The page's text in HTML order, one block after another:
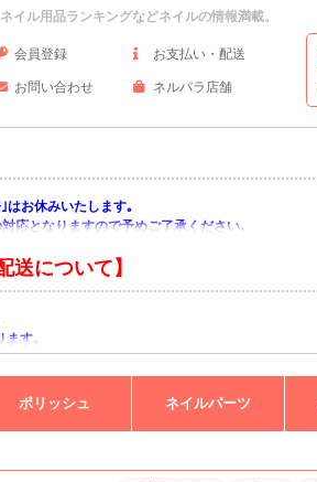
イル用品ランキングなどネイルの情報満載。
会員登録 お支払い・配送
お問い合わせ ネルパラ店舗
はお休みいたします｡
応となりますので予めご了承ください｡
送について】
ます｡
うお願い申し上げます｡
ポリッシュ ネイルパーツ